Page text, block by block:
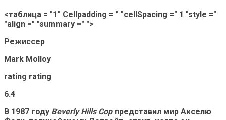
<таблица = "1" Cellpadding = " "cellSpacing =" 1 "style ="
"align =" "summary =" ">
Режиссер
Mark Molloy
rating rating
6.4
В 1987 году Beverly Hills Cop представил мир Акселю